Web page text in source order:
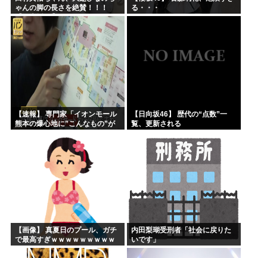
ゃんの脚の長さを絶賛！！！
【乃木坂46】
る・・・
【速報】 専門家「イオンモール
熊本の爆心地に”こんなもの”が
【日向坂46】 歴代の“点数”一
覧、更新される
【画像】 真夏日のプール、ガチ
で最高すぎｗｗｗｗｗｗｗｗｗ
内田梨瑚受刑者「社会に戻りた
いです」